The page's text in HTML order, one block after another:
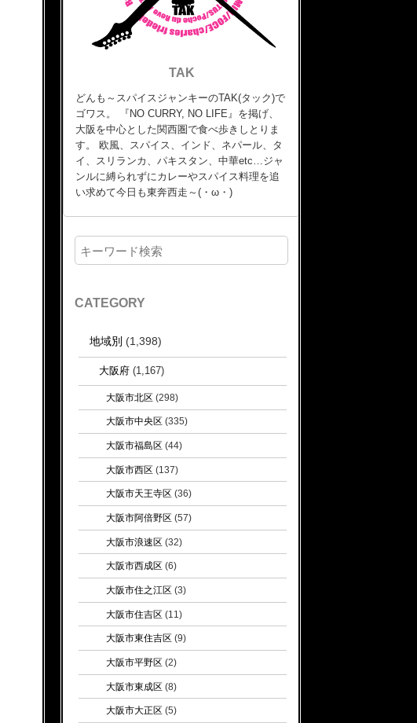
TAK
どんも～スパイスジャンキーのTAK(タック)で
ゴワス。 『NO CURRY, NO LIFE』を掲げ、
大阪を中心とした関西圏で食べ歩きしとりま
す。 欧風、スパイス、インド、ネパール、タ
イ、スリランカ、パキスタン、中華etc…ジャ
ンルに縛られずにカレーやスパイス料理を追
い求めて今日も東奔西走～(・ω・)
CATEGORY
地域別 (1,398)
大阪府(1,167)
大阪市北区(298)
大阪市中央区 (335)
大阪市福島区(44)
大阪市西区(137)
大阪市天王寺区 (36)
大阪市阿倍野区(57)
大阪市浪速区(32)
大阪市西成区 (6)
大阪市住之江区(3)
大阪市住吉区(11)
大阪市東住吉区 (9)
大阪市平野区(2)
大阪市東成区(8)
大阪市大正区 (5)